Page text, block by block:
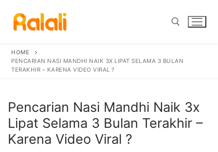
content
Search for:
HOME
PENCARIAN NASI MANDHI NAIK 3X LIPAT SELAMA 3 BULAN
TERAKHIR – KARENA VIDEO VIRAL ?
Pencarian Nasi Mandhi Naik 3x
Lipat Selama 3 Bulan Terakhir –
Karena Video Viral ?